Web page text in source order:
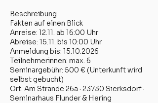
Beschreibung
Fakten auf einen Blick
Anreise: 12.11. ab 16:00 Uhr
Abreise: 15.11. bis 10:00 Uhr
Anmeldung bis: 15.10.2026
Teilnehmerinnen: max. 6
Seminargebühr: 500 € (Unterkunft wird
selbst gebucht)
Ort: Am Strande 26a · 23730 Sierksdorf ·
Seminarhaus Flunder & Hering